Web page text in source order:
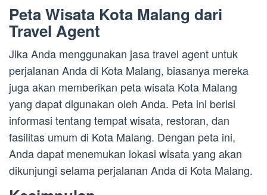
Peta Wisata Kota Malang dari
Travel Agent
Jika Anda menggunakan jasa travel agent untuk
perjalanan Anda di Kota Malang, biasanya mereka
juga akan memberikan peta wisata Kota Malang
yang dapat digunakan oleh Anda. Peta ini berisi
informasi tentang tempat wisata, restoran, dan
fasilitas umum di Kota Malang. Dengan peta ini,
Anda dapat menemukan lokasi wisata yang akan
dikunjungi selama perjalanan Anda di Kota Malang.